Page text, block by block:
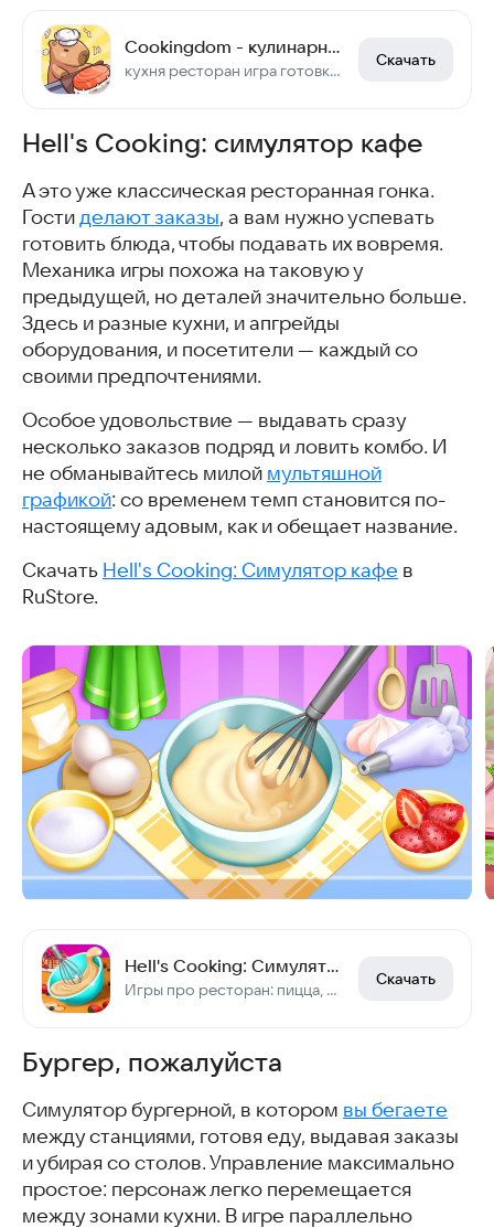
Cookingdom - кулинарное безумие
кухня ресторан игра готовка еды еды,соединяй и готовь,повар,кухонная лихорадка
Скачать
Hell's Cooking: симулятор кафе
А это уже классическая ресторанная гонка.
Гости делают заказы, а вам нужно успевать
готовить блюда, чтобы подавать их вовремя.
Механика игры похожа на таковую у
предыдущей, но деталей значительно больше.
Здесь и разные кухни, и апгрейды
оборудования, и посетители — каждый со
своими предпочтениями.
Особое удовольствие — выдавать сразу
несколько заказов подряд и ловить комбо. И
не обманывайтесь милой мультяшной
графикой: со временем темп становится по-
настоящему адовым, как и обещает название.
Скачать Hell's Cooking: Симулятор кафе в
RuStore.
Hell's Cooking: Симулятор кафе
Игры про ресторан: пицца, суши, торт! Еда, готовка, кофейня и кухонная лихорадка
Скачать
Бургер, пожалуйста
Симулятор бургерной, в котором вы бегаете
между станциями, готовя еду, выдавая заказы
и убирая со столов. Управление максимально
простое: персонаж легко перемещается
между зонами кухни. В игре параллельно